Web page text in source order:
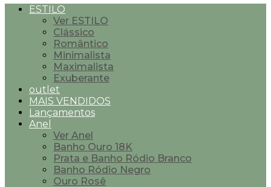
ESTILO
Ver ESTILO
Clássico
Romântico
Minimalista
Maximalista
Exuberante
outlet
MAIS VENDIDOS
Lançamentos
Anel
Ver Anel
Banho Ouro 18K
Prata e Banho Ródio Branco
Banho Ródio Negro
Ouro Rosê